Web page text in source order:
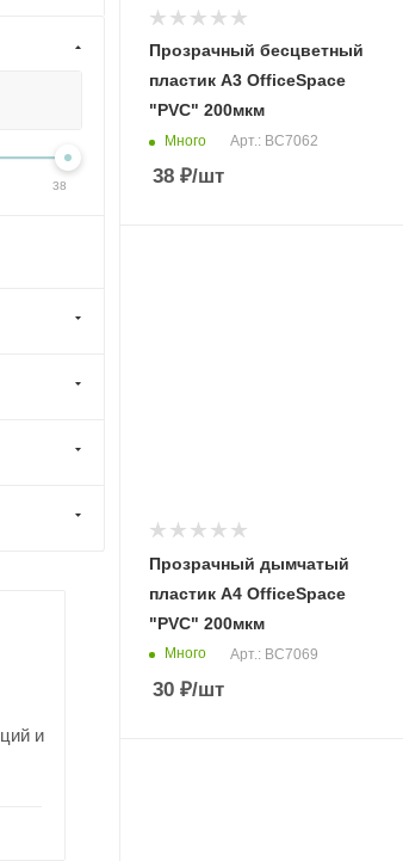
Прозрачный бесцветный
пластик А3 OfficeSpace
"PVC" 200мкм
Много Арт.: BC7062
38 ₽/шт
Прозрачный дымчатый
пластик А4 OfficeSpace
"PVC" 200мкм
Много Арт.: BC7069
30 ₽/шт
38
и